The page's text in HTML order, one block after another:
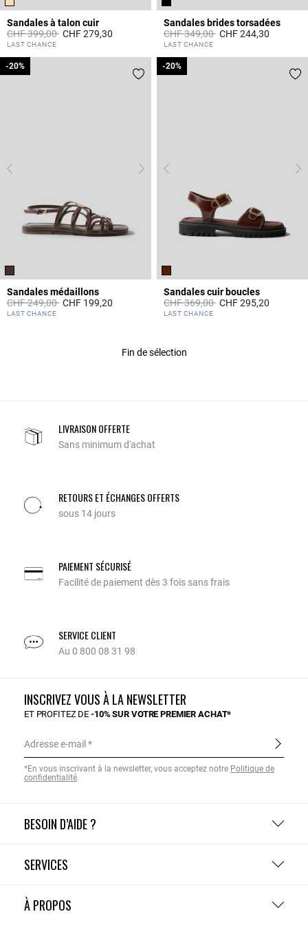
Sandales à talon cuir
Prix réduit à partir de
CHF 399,00àCHF 279,30
4.4 out of 5 Customer Rating
LAST CHANCE
Sandales brides torsadées
Prix réduit à partir de
CHF 349,00àCHF 244,30
3.4 out of 5 Customer Rating
LAST CHANCE
Sandales médaillons
Prix réduit à partir de
CHF 249,00à
-20%
CHF 199,20
4.1 out of 5 Customer Rating
LAST CHANCE
-20%
Sandales cuir boucles
Prix réduit à partir de
CHF 369,00à
-20%
CHF 295,20
3.4 out of 5 Customer Rating
LAST CHANCE
-20%
Fin de sélection
LIVRAISON OFFERTE
Sans minimum d'achat
RETOURS ET ÉCHANGES OFFERTS
sous 14 jours
PAIEMENT SÉCURISÉ
Facilité de paiement dès 3 fois sans frais
SERVICE CLIENT
Au 0 800 08 31 98
BESOIN D’AIDE ?
SERVICES
À PROPOS
INSCRIVEZ VOUS À LA NEWSLETTER
ET PROFITEZ DE-10% SUR VOTRE PREMIER ACHAT*
Adresse e-mail
*En vous inscrivant à la newsletter, vous acceptez notre Politique de
confidentialité.